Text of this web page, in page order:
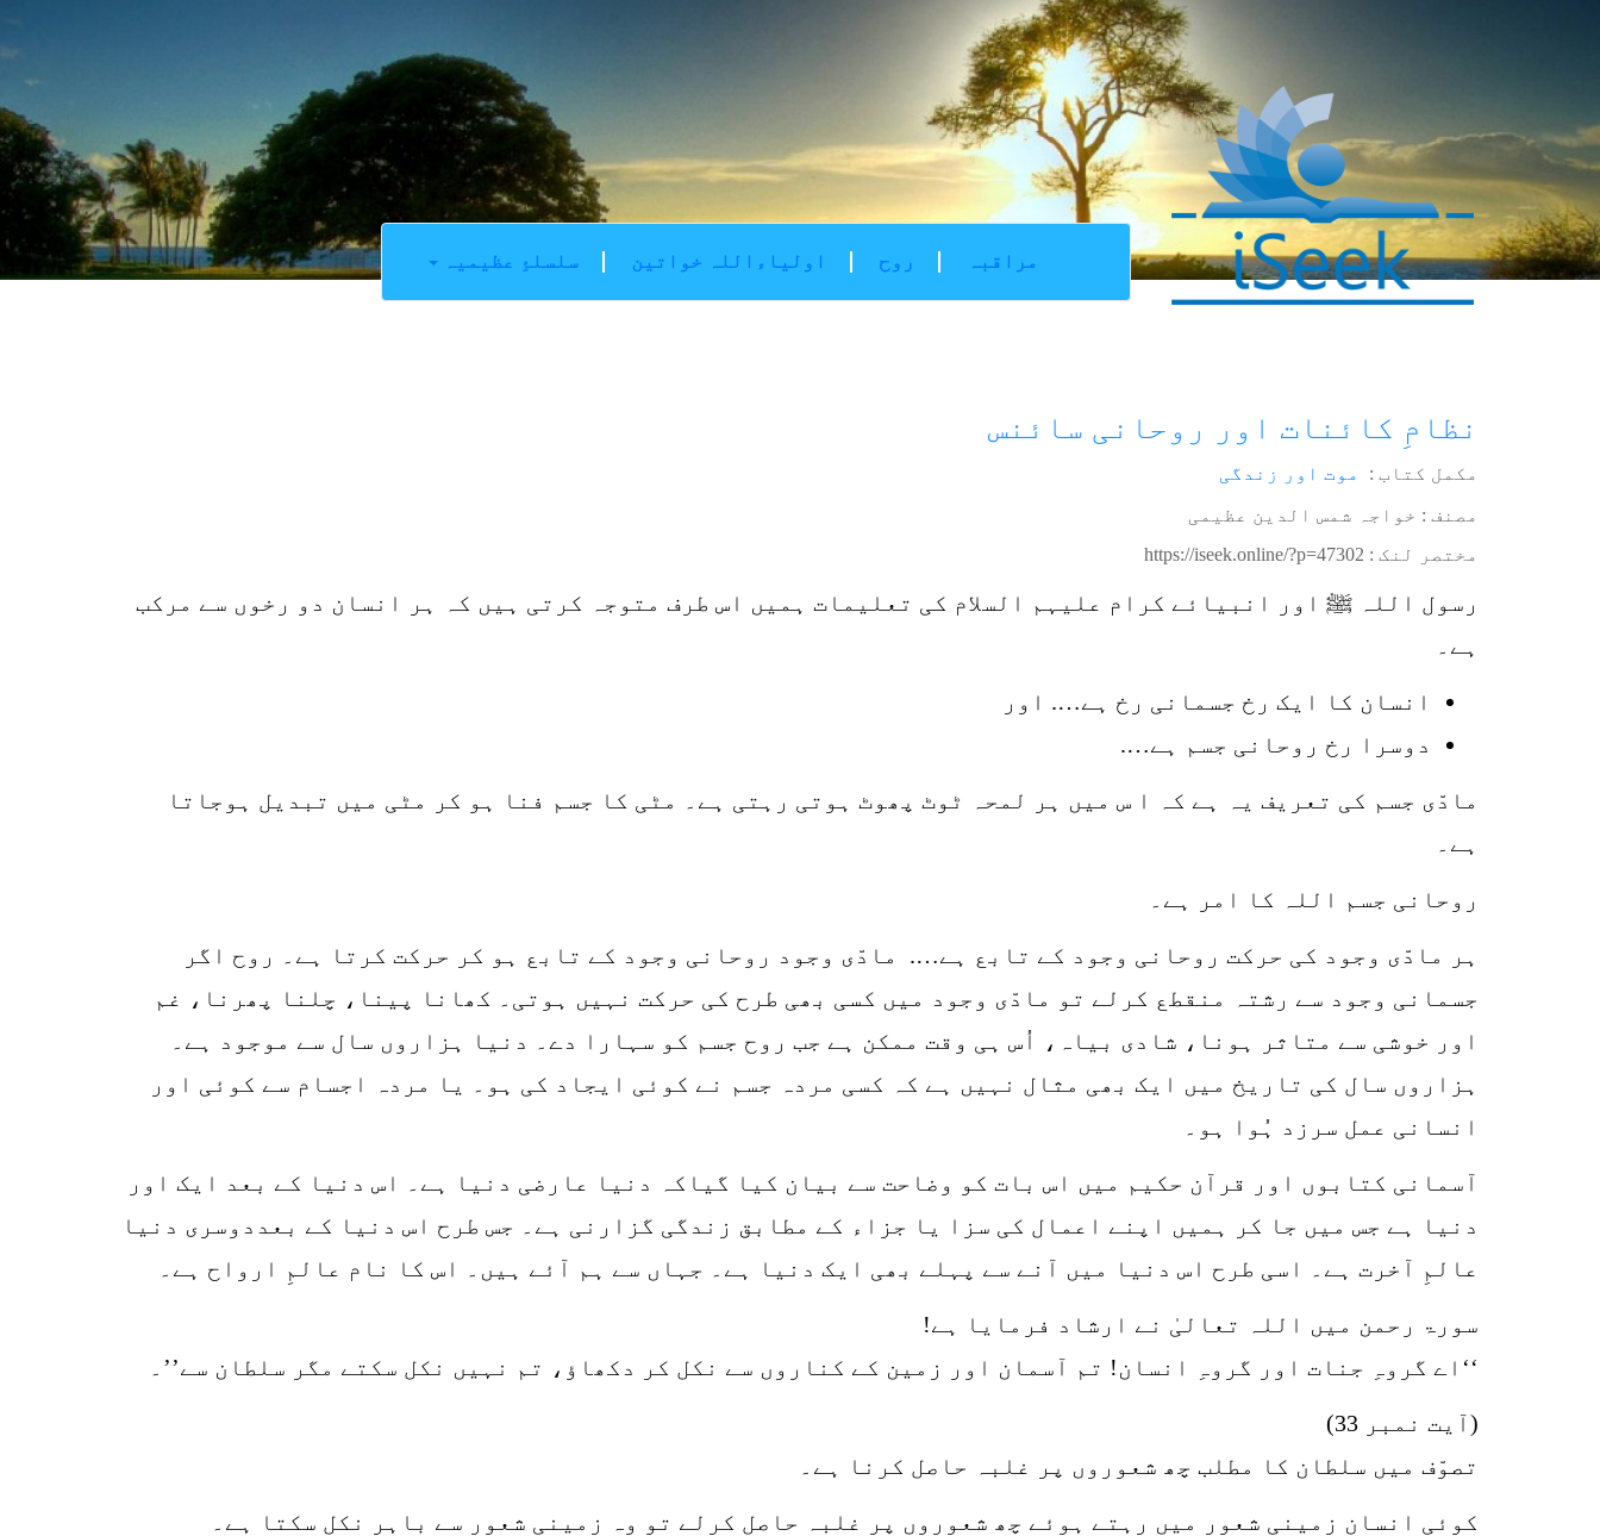
سلسلۂِ عظیمیہ اولیاءاللہ خواتین روح مراقبہ
نظامِ کائنات اور روحانی سائنس
مکمل کتاب : موت اور زندگی
مصنف : خواجہ شمس الدین عظیمی
مختصر لنک : https://iseek.online/?p=47302
رسول اللہ ﷺ اور انبیائے کرام علیہم السلام کی تعلیمات ہمیں اس طرف متوجہ کرتی ہیں کہ ہر انسان دو رخوں سے مرکب
ہے۔
انسان کا ایک رخ جسمانی رخ ہے…. اور
دوسرا رخ روحانی جسم ہے….
مادّی جسم کی تعریف یہ ہے کہ ا س میں ہر لمحہ ٹوٹ پھوٹ ہوتی رہتی ہے۔ مٹی کا جسم فنا ہو کر مٹی میں تبدیل ہوجاتا
ہے۔
روحانی جسم اللہ کا امر ہے۔
ہر مادّی وجود کی حرکت روحانی وجود کے تابع ہے…. مادّی وجود روحانی وجود کے تابع ہو کر حرکت کرتا ہے۔ روح اگر
جسمانی وجود سے رشتہ منقطع کرلے تو مادّی وجود میں کسی بھی طرح کی حرکت نہیں ہوتی۔ کھانا پینا، چلنا پھرنا، غم
اور خوشی سے متاثر ہونا، شادی بیاہ، اُس ہی وقت ممکن ہے جب روح جسم کو سہارا دے۔ دنیا ہزاروں سال سے موجود ہے۔
ہزاروں سال کی تاریخ میں ایک بھی مثال نہیں ہے کہ کسی مردہ جسم نے کوئی ایجاد کی ہو۔ یا مردہ اجسام سے کوئی اور
انسانی عمل سرزد ہُوا ہو۔
آسمانی کتابوں اور قرآن حکیم میں اس بات کو وضاحت سے بیان کیا گیاکہ دنیا عارضی دنیا ہے۔ اس دنیا کے بعد ایک اور
دنیا ہے جس میں جا کر ہمیں اپنے اعمال کی سزا یا جزاء کے مطابق زندگی گزارنی ہے۔ جس طرح اس دنیا کے بعددوسری دنیا
عالمِ آخرت ہے۔ اسی طرح اس دنیا میں آنے سے پہلے بھی ایک دنیا ہے۔ جہاں سے ہم آئے ہیں۔ اس کا نام عالمِ ارواح ہے۔
سورۃ رحمن میں اللہ تعالیٰ نے ارشاد فرمایا ہے!
‘‘اے گروہِ جنات اور گروہِ انسان! تم آسمان اور زمین کے کناروں سے نکل کر دکھاؤ، تم نہیں نکل سکتے مگر سلطان سے’’۔
(آیت نمبر 33)
تصوّف میں سلطان کا مطلب چھ شعوروں پر غلبہ حاصل کرنا ہے۔
کوئی انسان زمینی شعور میں رہتے ہوئے چھ شعوروں پر غلبہ حاصل کرلے تو وہ زمینی شعور سے باہر نکل سکتا ہے۔